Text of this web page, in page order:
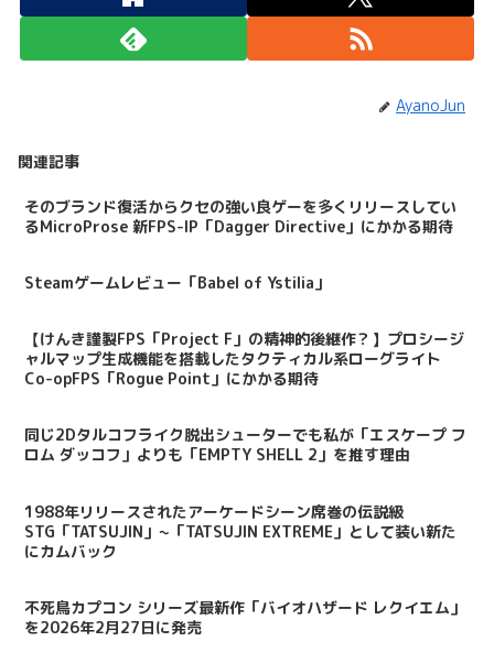
AyanoJun
関連記事
そのブランド復活からクセの強い良ゲーを多くリリースしてい
るMicroProse 新FPS-IP「Dagger Directive」にかかる期待
Steamゲームレビュー「Babel of Ystilia」
【けんき謹製FPS「Project F」の精神的後継作？】プロシージ
ャルマップ生成機能を搭載したタクティカル系ローグライト
Co-opFPS「Rogue Point」にかかる期待
同じ2Dタルコフライク脱出シューターでも私が「エスケープ フ
ロム ダッコフ」よりも「EMPTY SHELL 2」を推す理由
1988年リリースされたアーケードシーン席巻の伝説級
STG「TATSUJIN」~「TATSUJIN EXTREME」として装い新た
にカムバック
不死鳥カプコン シリーズ最新作「バイオハザード レクイエム」
を2026年2月27日に発売